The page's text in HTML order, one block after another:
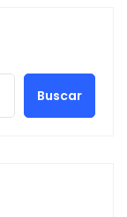
Buscar